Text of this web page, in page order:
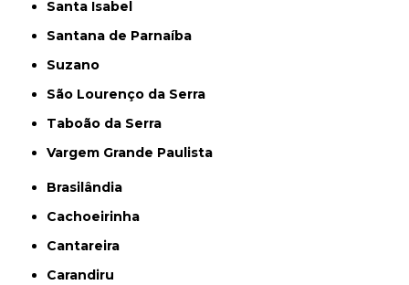
Santa Isabel
Santana de Parnaíba
Suzano
São Lourenço da Serra
Taboão da Serra
Vargem Grande Paulista
Brasilândia
Cachoeirinha
Cantareira
Carandiru